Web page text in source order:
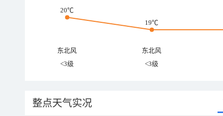
20℃
19℃
东北风
东北风
<3级
<3级
整点天气实况